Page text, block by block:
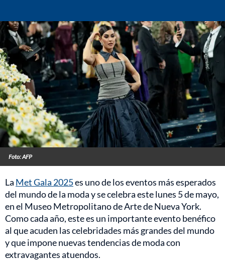
Foto: AFP
La Met Gala 2025es uno de los eventos más esperados
del mundo de la moda y se celebra este lunes 5 de mayo,
en el Museo Metropolitano de Arte de Nueva York.
Como cada año, este es un importante evento benéfico
al que acuden las celebridades más grandes del mundo
y que impone nuevas tendencias de moda con
extravagantes atuendos.